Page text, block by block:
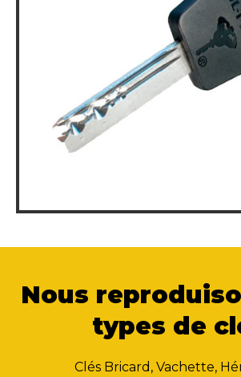
Nous
types de
Clés Bricard, Vachette,